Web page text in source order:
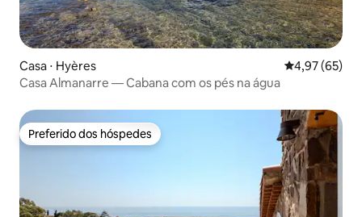
Casa ⋅ Hyères 4,97 de uma
4,97 (65)
Casa Almanarre — Cabana com os pés na água
Preferido dos hóspedes
Preferido dos hóspedes